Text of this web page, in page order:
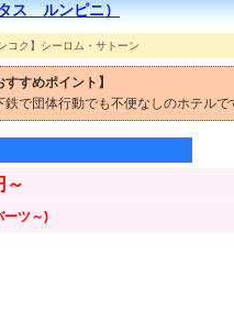
ス ルンピニ）
コク】シーロム・サトーン
すすめポイント】
鉄で団体行動でも不便なしのホテル
～
ーツ～)